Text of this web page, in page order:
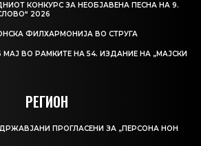
КОНКУРС ЗА НЕОБЈАВЕНА ПЕСНА НА 9.
2026
ФИЛХАРМОНИЈА ВО СТРУГА
МАЈ ВО РАМКИТЕ НА 54. ИЗДАНИЕ НА „МАЈСКИ
РЕГИОН
ПРОГЛАСЕНИ ЗА „ПЕРСОНА НОН